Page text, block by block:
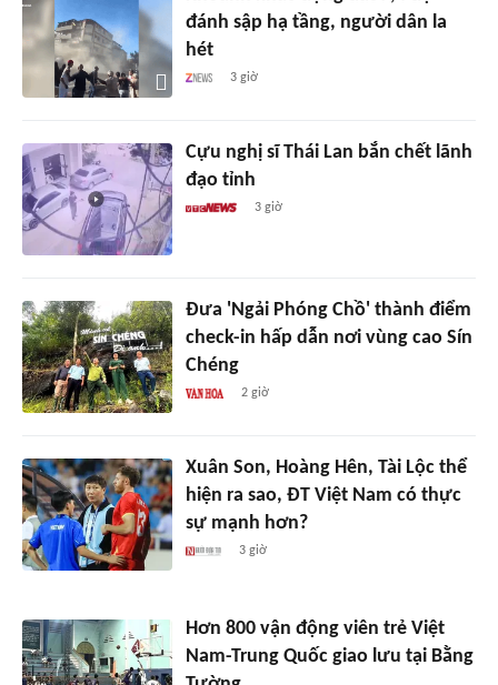
đánh sập hạ tầng, người dân la
hét
3 giờ
Cựu nghị sĩ Thái Lan bắn chết lãnh
đạo tỉnh
3 giờ
Đưa 'Ngải Phóng Chồ' thành điểm
check-in hấp dẫn nơi vùng cao Sín
Chéng
2 giờ
Xuân Son, Hoàng Hên, Tài Lộc thể
hiện ra sao, ĐT Việt Nam có thực
sự mạnh hơn?
3 giờ
Hơn 800 vận động viên trẻ Việt
Nam-Trung Quốc giao lưu tại Bằng